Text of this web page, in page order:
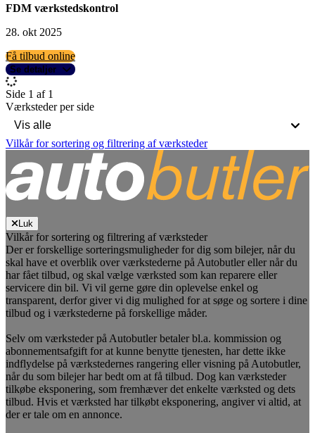
FDM værkstedskontrol
28. okt 2025
Få tilbud online
Se detaljer
Side 1 af 1
Værksteder per side
Vilkår for sortering og filtrering af værksteder
Luk
Vilkår for sortering og filtrering af værksteder
Der er forskellige sorteringsmuligheder for dig som bilejer, når du
skal have et overblik over værkstederne på Autobutler eller når du
har fået tilbud, og skal vælge værksted som kan reparere eller
servicere din bil. Vi vil gerne gøre din oplevelse enkel og
transparent, derfor giver vi dig mulighed for at søge og sortere i dine
tilbud og i værkstederne på forskellige måder.
Selv om værksteder på Autobutler betaler bl.a. kommission og
abonnementsafgift for at kunne benytte tjenesten, har dette ikke
indflydelse på værkstedernes rangering eller visning på Autobutler,
når du som bilejer har bedt om at få tilbud. Dog kan værksteder
tilkøbe eksponering, som fremhæver det enkelte værksted og dets
tilbud. Hvis et værksted har tilkøbt eksponering, angiver vi altid, at
der er tale om en annonce.